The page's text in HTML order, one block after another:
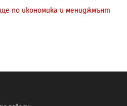
по икономика и мениджмънт